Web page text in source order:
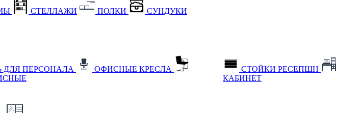
СТЕЛЛАЖИ ПОЛКИ СУНДУКИ
ДЛЯ ПЕРСОНАЛА
ОФИСНЫЕ КРЕСЛА
СТОЙКИ РЕСЕПШН
КАБИНЕТ